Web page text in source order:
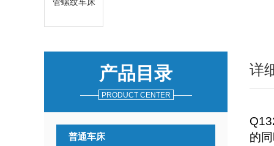
产品目录
PRODUCT CENTER
普通车床
详
的同